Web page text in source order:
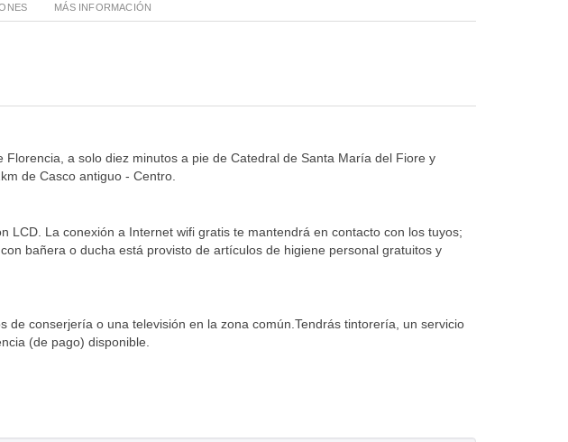
MÁS INFORMACIÓN
a solo diez minutos a pie de Catedral de Santa María del Fiore y
de Casco antiguo - Centro.
La conexión a Internet wifi gratis te mantendrá en contacto con los tuyos;
bañera o ducha está provisto de artículos de higiene personal gratuitos y
conserjería o una televisión en la zona común.Tendrás tintorería, un servicio
(de pago) disponible.